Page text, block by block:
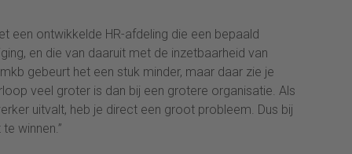
een ontwikkelde HR-afdeling die een bepaald
en die van daaruit met de inzetbaarheid van
gebeurt het een stuk minder, maar daar zie je
veel groter is dan bij een grotere organisatie. Als
uitvalt, heb je direct een groot probleem. Dus bij
winnen.”